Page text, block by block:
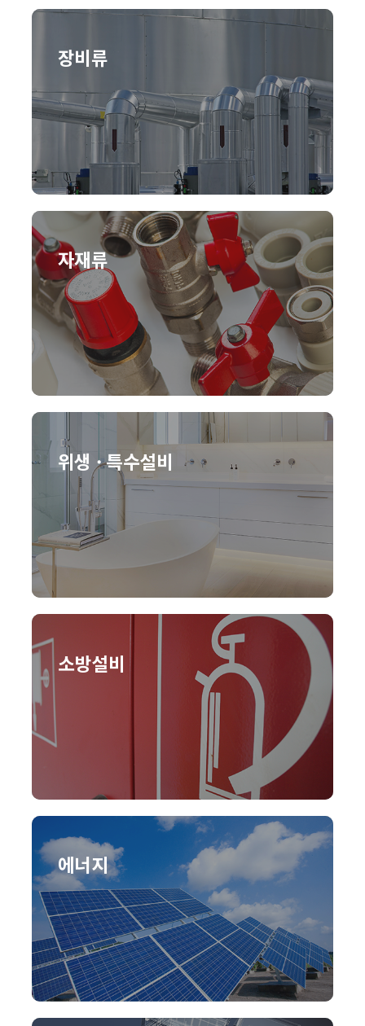
장비류
자재류
위생 · 특수설비
소방설비
에너지